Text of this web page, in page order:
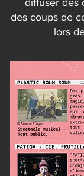
diffuser des
des coups de
lors